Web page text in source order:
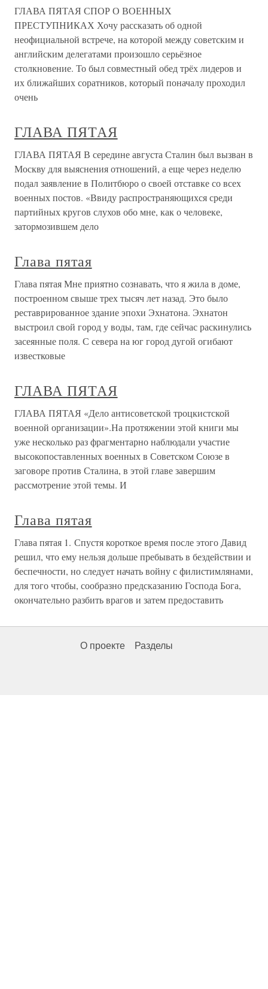
ГЛАВА ПЯТАЯ СПОР О ВОЕННЫХ
ПРЕСТУПНИКАХ Хочу рассказать об одной
неофициальной встрече, на которой между советским и
английским делегатами произошло серьёзное
столкновение. То был совместный обед трёх лидеров и
их ближайших соратников, который поначалу проходил
очень
ГЛАВА ПЯТАЯ
ГЛАВА ПЯТАЯ В середине августа Сталин был вызван в
Москву для выяснения отношений, а еще через неделю
подал заявление в Политбюро о своей отставке со всех
военных постов. «Ввиду распространяющихся среди
партийных кругов слухов обо мне, как о человеке,
затормозившем дело
Глава пятая
Глава пятая Мне приятно сознавать, что я жила в доме,
построенном свыше трех тысяч лет назад. Это было
реставрированное здание эпохи Эхнатона. Эхнатон
выстроил свой город у воды, там, где сейчас раскинулись
засеянные поля. С севера на юг город дугой огибают
известковые
ГЛАВА ПЯТАЯ
ГЛАВА ПЯТАЯ «Дело антисоветской троцкистской
военной организации».На протяжении этой книги мы
уже несколько раз фрагментарно наблюдали участие
высокопоставленных военных в Советском Союзе в
заговоре против Сталина, в этой главе завершим
рассмотрение этой темы. И
Глава пятая
Глава пятая 1. Спустя короткое время после этого Давид
решил, что ему нельзя дольше пребывать в бездействии и
беспечности, но следует начать войну с филистимлянами,
для того чтобы, сообразно предсказанию Господа Бога,
окончательно разбить врагов и затем предоставить
О проекте Разделы